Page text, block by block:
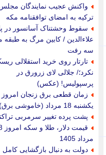
واکنش عجیب نمایندگان
ترکیه به امضای توافقنامه مکه
سقوط وحشتناک آسانسور در
علاءالدین / کابین مرگ به طبقه
سه رفت
تارتار روی خرید استقلالی
نکرد؛/ جلالی لای زرورق در
پرسپولیس! (عکس)
زمان قطعی برق زنجان امروز
یکشنبه 18 مرداد (خاموشی برق)
پشت پرده تغییر سرمربی
قیمت
مرداد 1405
دولت به دنبال بازگشایی کامل